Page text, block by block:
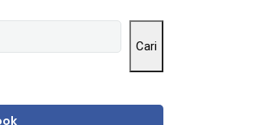
Cari